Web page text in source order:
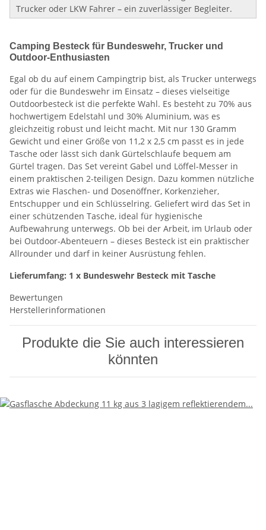
Trucker oder LKW Fahrer – ein zuverlässiger Begleiter.
Camping Besteck für Bundeswehr, Trucker und
Outdoor-Enthusiasten
Egal ob du auf einem Campingtrip bist, als Trucker unterwegs
oder für die Bundeswehr im Einsatz – dieses vielseitige
Outdoorbesteck ist die perfekte Wahl. Es besteht zu 70% aus
hochwertigem Edelstahl und 30% Aluminium, was es
gleichzeitig robust und leicht macht. Mit nur 130 Gramm
Gewicht und einer Größe von 11,2 x 2,5 cm passt es in jede
Tasche oder lässt sich dank Gürtelschlaufe bequem am
Gürtel tragen. Das Set vereint Gabel und Löffel-Messer in
einem praktischen 2-teiligen Design. Dazu kommen nützliche
Extras wie Flaschen- und Dosenöffner, Korkenzieher,
Entschupper und ein Schlüsselring. Geliefert wird das Set in
einer schützenden Tasche, ideal für hygienische
Aufbewahrung unterwegs. Ob bei der Arbeit, im Urlaub oder
bei Outdoor-Abenteuern – dieses Besteck ist ein praktischer
Allrounder und darf in keiner Ausrüstung fehlen.
Lieferumfang: 1 x Bundeswehr Besteck mit Tasche
Bewertungen
Herstellerinformationen
Produkte die Sie auch interessieren
könnten